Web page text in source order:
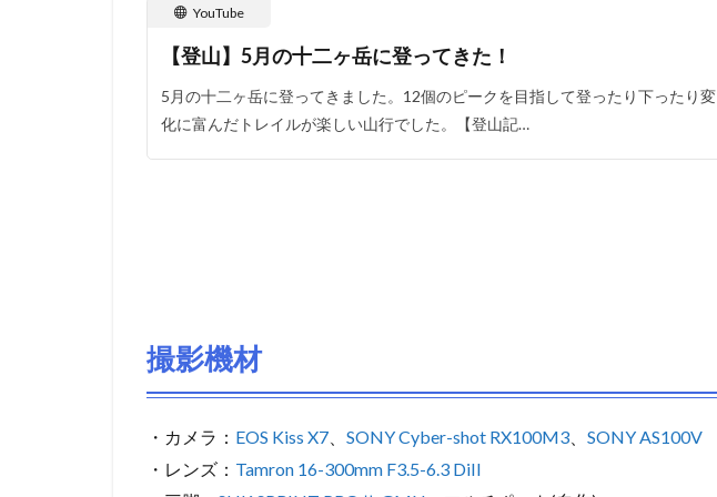
YouTube
【登山】5月の十二ヶ岳に登ってきた！
5月の十二ヶ岳に登ってきました。12個のピークを目指して登ったり下ったり変
化に富んだトレイルが楽しい山行でした。【登山記…
撮影機材
・カメラ： EOS Kiss X7 SONY Cyber-shot RX100M3
SONY AS100V
・レンズ： Tamron 16-300mm F3.5-6.3 DiII